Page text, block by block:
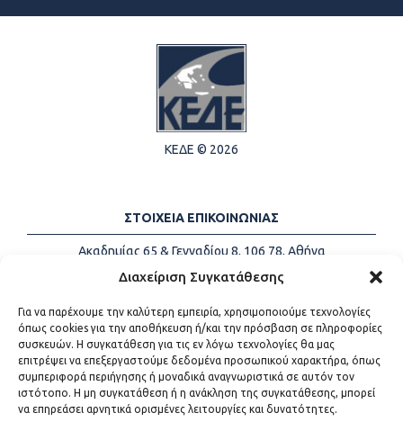
Διαχείριση Συγκατάθεσης
Για να παρέχουμε την καλύτερη εμπειρία, χρησιμοποιούμε τεχνολογίες
όπως cookies για την αποθήκευση ή/και την πρόσβαση σε πληροφορίες
συσκευών. Η συγκατάθεση για τις εν λόγω τεχνολογίες θα μας
επιτρέψει να επεξεργαστούμε δεδομένα προσωπικού χαρακτήρα, όπως
συμπεριφορά περιήγησης ή μοναδικά αναγνωριστικά σε αυτόν τον
ιστότοπο. Η μη συγκατάθεση ή η ανάκληση της συγκατάθεσης, μπορεί
να επηρεάσει αρνητικά ορισμένες λειτουργίες και δυνατότητες.
ΚΕΔΕ © 2026
ΣΤΟΙΧΕΙΑ ΕΠΙΚΟΙΝΩΝΙΑΣ
Ακαδημίας 65 & Γενναδίου 8, 106 78, Αθήνα
Τηλέφωνα:
+30 213-2147500
Email:
info@kede.gr
ΧΡΗΣΙΜΟΙ ΣΥΝΔΕΣΜΟΙ
Η ΚΕΔΕ